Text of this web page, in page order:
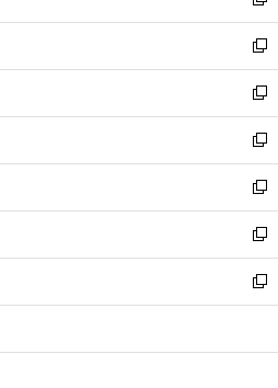
ウ
で
開
く
ン
ド
ウ
で
開
く
ウ
ィ
ン
ド
ウ
で
開
く
し
い
ウ
ィ
ン
ド
ウ
で
開
く
新
し
い
ウ
ィ
ン
ド
ウ
で
開
く
新
し
い
ウ
ィ
ン
ド
ウ
で
開
新
し
い
ウ
ィ
ン
ド
ウ
開
新
し
い
ウ
ィ
ン
ウ
新
し
い
ウ
ン
新
し
ウ